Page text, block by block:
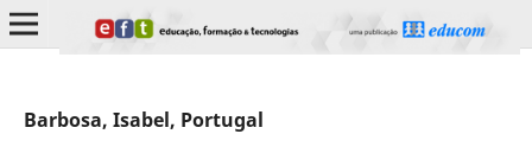
Barbosa, Isabel, Portugal